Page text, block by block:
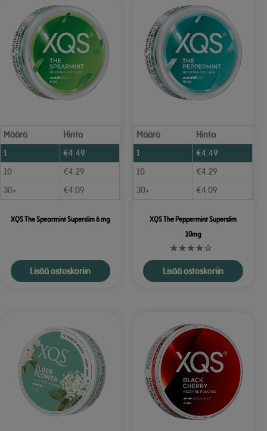
Määrä
Hinta
1
€4.49
10
€4.29
30+
€4.09
XQS The Spearmint Superslim 6 mg
Lisää ostoskoriin
Määrä
Hinta
1
€4.49
10
€4.29
30+
€4.09
XQS The Peppermint Superslim
10mg
Lisää ostoskoriin